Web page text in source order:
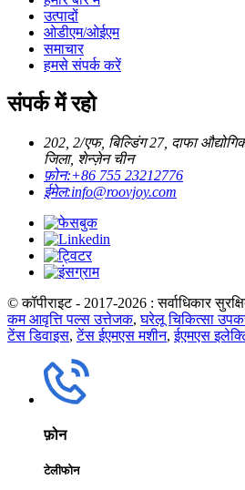
उत्पादों
ओडीएम/ओईएम
समाचार
हमसे संपर्क करें
संपर्क में रहो
202, 2/एफ, बिल्डिंग 27, दाफा
जिला, शेन्ज़ेन चीन
फ़ोन:+86 755 23212776
ईमेल:info@roovjoy.com
© कॉपीराइट - 2017-2026 : सर्वाधिकार
कम आवृत्ति पल्स उत्तेजक,घरेलू चिकित्सा
टेंस डिवाइस,टेंस ईएमएस मशीन,ईएमएस
फ़ोन
टेलीफोन